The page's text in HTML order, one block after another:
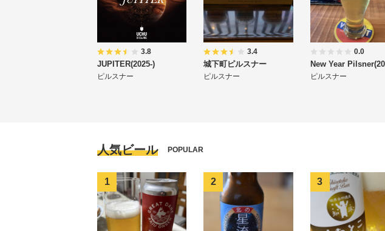
3.8
JUPITER(2025-)
ピルスナー
3.4
城下町ピルスナー
ピルスナー
0.0
New Year
ピルスナー
人気ビール POPULAR